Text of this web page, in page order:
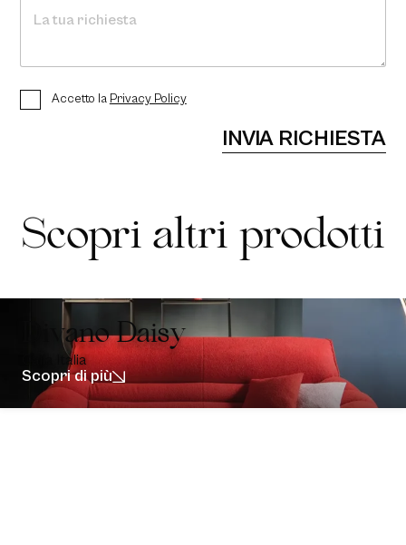
P
r
P
o
l
y
Accetto la Privacy Policy
INVIA RICHIESTA
Scopri altri prodotti
Divano Daisy
Calia Italia
Scopri di più